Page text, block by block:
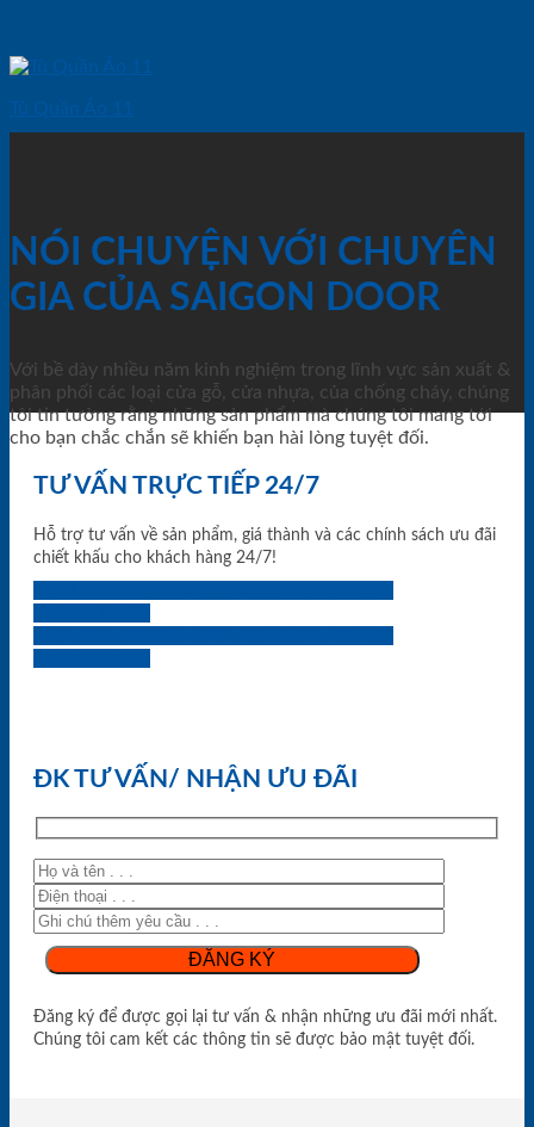
Tủ Quần Áo 11
NÓI CHUYỆN VỚI CHUYÊN
GIA CỦA SAIGON DOOR
Với bề dày nhiều năm kinh nghiệm trong lĩnh vực sản xuất &
phân phối các loại cửa gỗ, cửa nhựa, của chống cháy, chúng
tôi tin tưởng rằng những sản phẩm mà chúng tôi mang tới
cho bạn chắc chắn sẽ khiến bạn hài lòng tuyệt đối.
TƯ VẤN TRỰC TIẾP 24/7
Hỗ trợ tư vấn về sản phẩm, giá thành và các chính sách ưu đãi
chiết khấu cho khách hàng 24/7!
ĐK TƯ VẤN/ NHẬN ƯU ĐÃI
Đăng ký để được gọi lại tư vấn & nhận những ưu đãi mới nhất.
Chúng tôi cam kết các thông tin sẽ được bảo mật tuyệt đối.